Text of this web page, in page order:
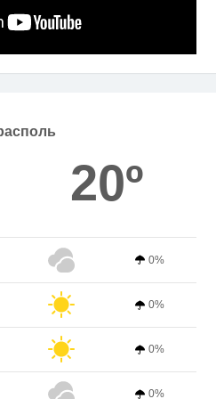
20º
0%
0%
0%
0%